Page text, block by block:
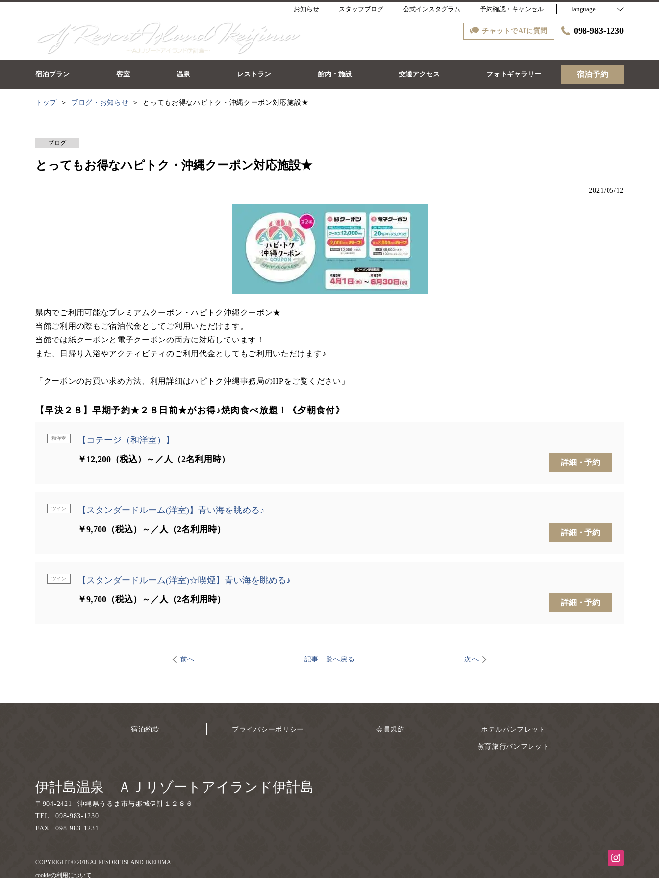
お知らせ スタッフブログ 公式インスタグラム 予約確認・キャンセル language
チャットでAIに質問 098-983-1230
宿泊プラン 客室 温泉 レストラン 館内・施設 交通アクセス フォトギャラリー 宿泊予約
トップ ブログ・お知らせ とってもお得なハピトク・沖縄クーポン対応施設★
ブログ
とってもお得なハピトク・沖縄クーポン対応施設★
2021/05/12
県内でご利用可能なプレミアムクーポン・ハピトク沖縄クーポン★
当館ご利用の際もご宿泊代金としてご利用いただけます。
当館では紙クーポンと電子クーポンの両方に対応しています！
また、日帰り入浴やアクティビティのご利用代金としてもご利用いただけます♪
「クーポンのお買い求め方法、利用詳細はハピトク沖縄事務局のHPをご覧ください」
【早決２８】早期予約★２８日前★がお得♪焼肉食べ放題！《夕朝食付》
和洋室
【コテージ（和洋室）】
￥12,200（税込）～／人（2名利用時）
詳細・予約
ツイン
【スタンダードルーム(洋室)】青い海を眺める♪
￥9,700（税込）～／人（2名利用時）
詳細・予約
ツイン
【スタンダードルーム(洋室)☆喫煙】青い海を眺める♪
￥9,700（税込）～／人（2名利用時）
詳細・予約
前へ 記事一覧へ戻る 次へ
宿泊約款 プライバシーポリシー 会員規約 ホテルパンフレット
教育旅行パンフレット
伊計島温泉 ＡＪリゾートアイランド伊計島
〒 904-2421
沖縄県うるま市与那城伊計１２８６
TEL
098-983-1230
FAX
098-983-1231
COPYRIGHT © 2018 AJ RESORT ISLAND IKEIJIMA
cookieの利用について